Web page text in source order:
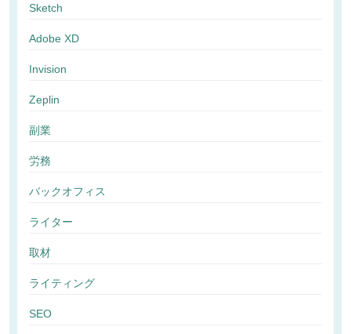
Sketch
Adobe XD
Invision
Zeplin
副業
労務
バックオフィス
ライター
取材
ライティング
SEO